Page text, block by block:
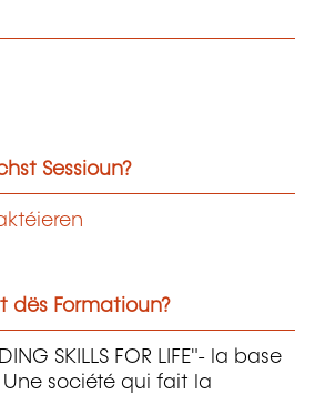
Sessioun?
dës Formatioun?
SKILLS FOR LIFE"- la base
Une société qui fait la